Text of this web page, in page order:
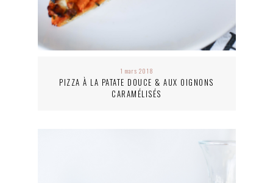
1 mars 2018
PIZZA À LA PATATE DOUCE & AUX OIGNONS
CARAMÉLISÉS